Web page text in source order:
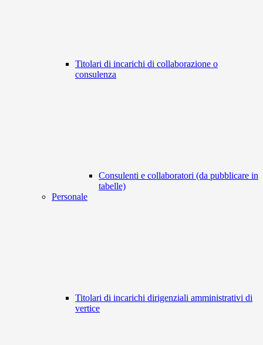
Titolari di incarichi di collaborazione o
consulenza
Consulenti e collaboratori (da pubblicare in
tabelle)
Personale
Titolari di incarichi dirigenziali amministrativi di
vertice